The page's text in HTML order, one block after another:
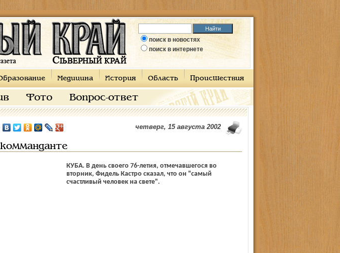
поиск в новостях
поиск в интернете
Медицина История Область Происшествия
Фото Вопрос-ответ
четверг, 15 августа 2002
КУБА. В день своего 76-летия, отмечавшегося во
вторник, Фидель Кастро сказал, что он "самый
счастливый человек на свете".